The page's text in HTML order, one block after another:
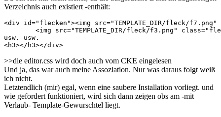
Verzeichnis auch existiert -enthält:
<div id="flecken"><img src="TEMPLATE_DIR/fleck/
usw. usw.
<h3></h3></div>
>>die editor.css wird doch auch vom CKE eingelesen
Und ja, das war auch meine Assoziation. Nur was daraus folgt weiß
ich nicht.
Letztendlich (mir) egal, wenn eine saubere Installation vorliegt. und
wie gefordert funktioniert, wird sich dann zeigen obs am -mit
Verlaub- Template-Gewurschtel liegt.